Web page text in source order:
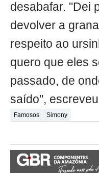
desabafar. "Dei
devolver a
respeito ao
quero que eles
passado, de
saído",
Famosos Simony